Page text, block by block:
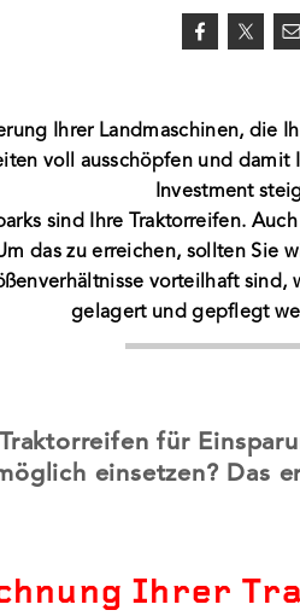
Ihrer Landmaschinen, die
voll ausschöpfen und damit
Investment
sind Ihre Traktorreifen.
das zu erreichen, sollten Sie
vorteilhaft sind,
gelagert und gepflegt
für
einsetzen? Das
Ihrer